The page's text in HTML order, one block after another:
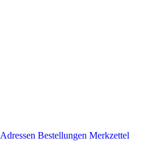
Adressen Bestellungen Merkzettel